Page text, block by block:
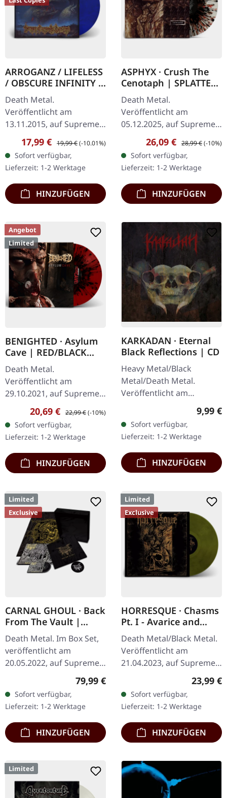
ARROGANZ / LIFELESS
/ OBSCURE INFINITY /
RECKLESS
MANSLAUGHTER ·
Sermon Of Ungodly
Dreams | BLUE/BLACK
Death Metal.
Veröffentlicht am
13.11.2015, auf Supreme
Chaos Records. SCR
Mailorder Exklusiv!
Transparent
Blau/Schwarz
marmoriertes Vinyl.
Limitiert…
Verkaufspreis:
17,99 € Regulärer Preis:
19,99 €(-10.01%)
Sofort verfügbar,
Lieferzeit: 1-2 Werktage
HINZUFÜGEN
ASPHYX · Crush The
Cenotaph | SPLATTER
LP
Death Metal.
Veröffentlicht am
05.12.2025, auf Supreme
Chaos Records.
Knochenweißes Vinyl mit
Braun, Rost-Rot, Schwarz
Splatter. Full Dynamic
Range…
Verkaufspreis:
26,09 € Regulärer Preis:
28,99 €(-10%)
Sofort verfügbar,
Lieferzeit: 1-2 Werktage
HINZUFÜGEN
Angebot
Limited
BENIGHTED · Asylum
Cave | RED/BLACK
SPLATTER LP
Death Metal.
Veröffentlicht am
29.10.2021, auf Supreme
Chaos Records.
Transparent rotes Vinyl
mit schwarzen Splattern
und Insert. Limitiert auf
200…
Verkaufspreis:
20,69 € Regulärer Preis:
22,99 €(-10%)
Sofort verfügbar,
Lieferzeit: 1-2 Werktage
HINZUFÜGEN
KARKADAN · Eternal
Black Reflections | CD
Heavy Metal/Black
Metal/Death Metal.
Veröffentlicht am
19.01.2002, auf Supreme
Chaos Records. CD im
Jewelcase. Neuauflage mit
neuem Artwork,…
9,99 €
Sofort verfügbar,
Lieferzeit: 1-2 Werktage
HINZUFÜGEN
Limited
Exclusive
CARNAL GHOUL · Back
From The Vault |
WOODEN BOX SET
Death Metal. Im Box Set,
veröffentlicht am
20.05.2022, auf Supreme
Chaos Records. Extrem
Holzbox mit Logo und
Nummerierung,…
Regulärer Preis:
79,99 €
Sofort verfügbar,
Lieferzeit: 1-2 Werktage
HINZUFÜGEN
Limited
Exclusive
HORRESQUE · Chasms
Pt. I - Avarice and
Retribution |
YELLOW/BLACK LP
Death Metal/Black Metal.
Veröffentlicht am
21.04.2023, auf Supreme
Dunkelgelb/Schwarz
marmoriertes Vinyl im
schweren Cover…
23,99 €
Sofort verfügbar,
Lieferzeit: 1-2 Werktage
HINZUFÜGEN
Limited